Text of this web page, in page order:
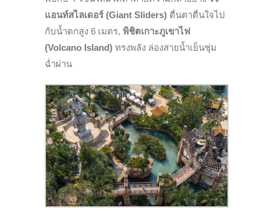
แอนท์สไลเดอร์ (Giant Sliders) ตื่นตาตื่นใจไป
กับน้ำตกสูง 6 เมตร, พิชิตเกาะภูเขาไฟ
(Volcano Island) ทรงพลัง ล่องสายน้ำเย็นชุ่ม
ฉ่ำผ่าน